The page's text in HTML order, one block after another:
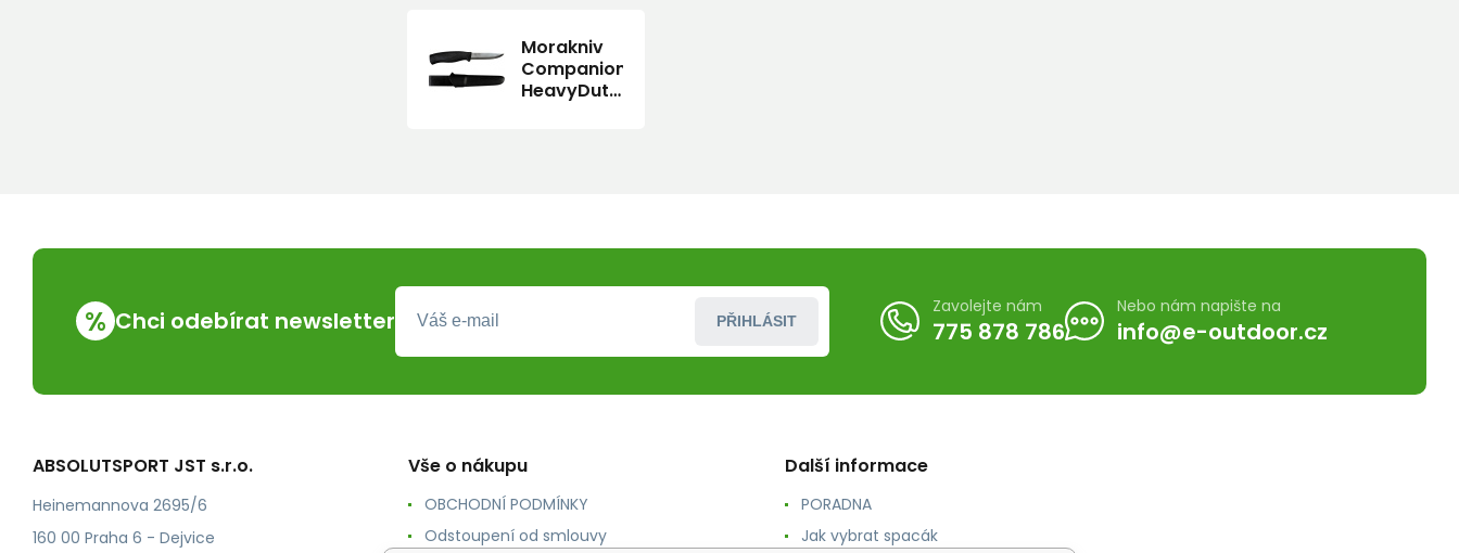
Morakniv
Companion
HeavyDuty
% Chci odebírat newsletter PŘIHLÁSIT
Zavolejte nám
775 878 786
Nebo nám napište na
info@e-outdoor.cz
ABSOLUTSPORT JST s.r.o.
Heinemannova 2695/6
160 00 Praha 6 - Dejvice
Vše o nákupu
OBCHODNÍ PODMÍNKY
Odstoupení od smlouvy
Další informace
PORADNA
Jak vybrat spacák